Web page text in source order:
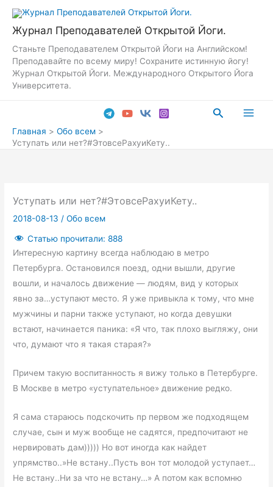
Перейти
содержимому
Журнал Преподавателей Открытой Йоги.
Станьте Преподавателем Открытой Йоги на Английском!
Преподавайте по всему миру! Сохраните истинную йогу!
Журнал Открытой Йоги. Международного Открытого Йога
Университета.
Поиск
Главная
Обо всем
Уступать или нет?#ЭтовсеРахуиКету..
Уступать или нет?#ЭтовсеРахуиКету..
2018-08-13 /Обо всем
Статью прочитали: 888
Интересную картину всегда наблюдаю в метро
Петербурга. Остановился поезд, одни вышли, другие
вошли, и началось движение — людям, вид у которых
явно за…уступают место. Я уже привыкла к тому, что мне
мужчины и парни также уступают, но когда девушки
встают, начинается паника: «Я что, так плохо выгляжу, они
что, думают что я такая старая?»
Причем такую воспитанность я вижу только в Петербурге.
В Москве в метро «уступательное» движение редко.
Я сама стараюсь подскочить пр первом же подходящем
случае, сын и муж вообще не садятся, предпочитают не
нервировать дам))))) Но вот иногда как найдет
упрямство..»Не встану..Пусть вон тот молодой уступает…
Не встану..Ни за что не встану…» А потом как вспомню